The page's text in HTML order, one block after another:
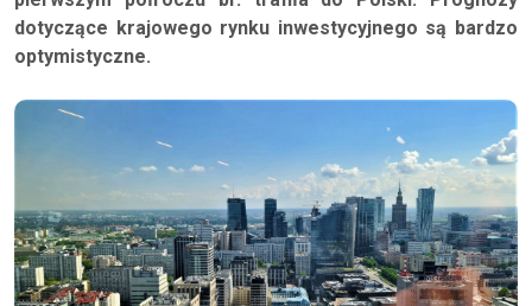
dotyczące krajowego rynku inwestycyjnego są bardzo
optymistyczne.